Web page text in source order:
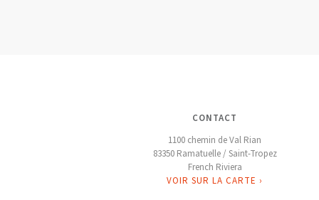
CONTACT
1100 chemin de Val Rian
83350 Ramatuelle / Saint-Tropez
French Riviera
VOIR SUR LA CARTE ›